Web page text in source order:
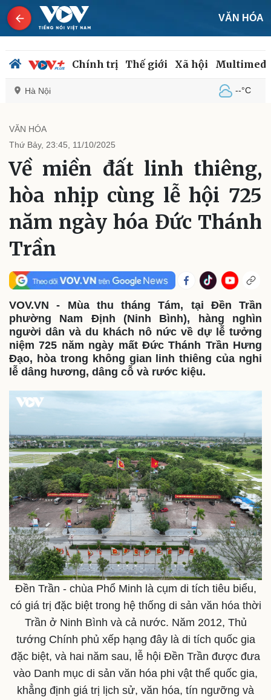
VĂN HÓA
Chính trị Thế giới Xã hội
Hà Nội --°C
Chính trị
Đảng
Tổ chức nhân sự
Quốc hội
Nhận diện sự thật
Tin 24h
Dự báo thời tiết
Giáo dục
Dấu ấn VOV
Việc làm
Biển đảo
Quan sát
Cuộc sống đó đây
Hồ sơ
Video
Ảnh
E-Magazine
Infographic
VĂN HÓA
Thứ Bảy, 23:45, 11/10/2025
Về miền đất linh thiêng,
hòa nhịp cùng lễ hội 725
năm ngày hóa Đức Thánh
Trần
VOV.VN - Mùa thu tháng Tám, tại Đền Trần
phường Nam Định (Ninh Bình), hàng nghìn
người dân và du khách nô nức về dự lễ tưởng
niệm 725 năm ngày mất Đức Thánh Trần Hưng
Đạo, hòa trong không gian linh thiêng của nghi
lễ dâng hương, dâng cỗ và rước kiệu.
Đền Trần - chùa Phổ Minh là cụm di tích tiêu biểu,
có giá trị đặc biệt trong hệ thống di sản văn hóa thời
Trần ở Ninh Bình và cả nước. Năm 2012, Thủ
tướng Chính phủ xếp hạng đây là di tích quốc gia
đặc biệt, và hai năm sau, lễ hội Đền Trần được đưa
vào Danh mục di sản văn hóa phi vật thể quốc gia,
khẳng định giá trị lịch sử, văn hóa, tín ngưỡng và